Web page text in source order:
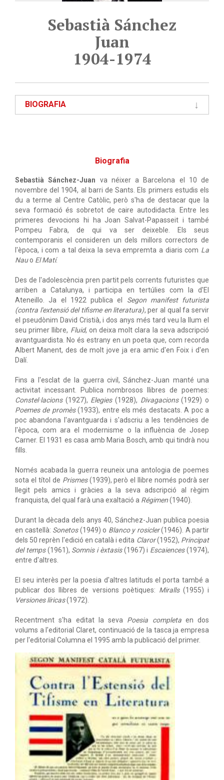
Sebastià Sánchez
Juan
1904-1974
BIOGRAFIA
Biografia
Sebastià Sánchez-Juan va néixer a Barcelona el 10 de
novembre del 1904, al barri de Sants. Els primers estudis els
du a terme al Centre Catòlic, però s'ha de destacar que la
seva formació és sobretot de caire autodidacta. Entre les
primeres devocions hi ha Joan Salvat-Papasseit i també
Pompeu Fabra, de qui va ser deixeble. Els seus
contemporanis el consideren un dels millors correctors de
l'època, i com a tal deixa la seva empremta a diaris com La
Nauo El Matí.
Des de l'adolescència pren partit pels corrents futuristes que
arriben a Catalunya, i participa en tertúlies com la d'El
Ateneillo. Ja el 1922 publica el Segon manifest futurista
(contra l'extensió del tifisme en literatura), per al qual fa servir
el pseudònim David Cristià, i dos anys més tard veu la llum el
seu primer llibre, Fluid, on deixa molt clara la seva adscripció
avantguardista. No és estrany en un poeta que, com recorda
Albert Manent, des de molt jove ja era amic d'en Foix i d'en
Dalí.
Fins a l'esclat de la guerra civil, Sánchez-Juan manté una
activitat incessant. Publica nombrosos llibres de poemes:
Constel·lacions(1927), Elegies(1928), Divagacions(1929) o
Poemes de promès(1933), entre els més destacats. A poc a
poc abandona l'avantguarda i s'adscriu a les tendències de
l'època, com ara el modernisme o la influència de Josep
Carner. El 1931 es casa amb Maria Bosch, amb qui tindrà nou
fills.
Només acabada la guerra reuneix una antologia de poemes
sota el títol de Prismes(1939), però el llibre només podrà ser
llegit pels amics i gràcies a la seva adscripció al règim
franquista, del qual farà una exaltació a Régimen(1940).
Durant la dècada dels anys 40, Sánchez-Juan publica poesia
en castellà: Sonetos(1949) o Blanco y rosicler(1946). A partir
dels 50 reprèn l'edició en català i edita Claror(1952), Principat
del temps(1961), Somnis i èxtasis(1967) i Escaiences(1974),
entre d'altres.
El seu interès per la poesia d'altres latituds el porta també a
publicar dos llibres de versions poètiques: Miralls(1955) i
Versiones líricas(1972).
Recentment s'ha editat la seva Poesia completaen dos
volums a l'editorial Claret, continuació de la tasca ja empresa
per l'editorial Columna el 1995 amb la publicació del primer.